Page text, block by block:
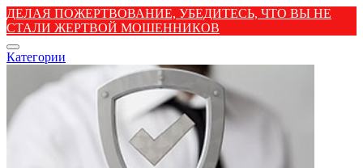
ДЕЛАЯ ПОЖЕРТВОВАНИЕ, УБЕДИТЕСЬ, ЧТО ВЫ НЕ
СТАЛИ ЖЕРТВОЙ МОШЕННИКОВ
Категории